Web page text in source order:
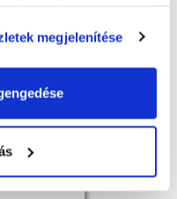
megjelenítése